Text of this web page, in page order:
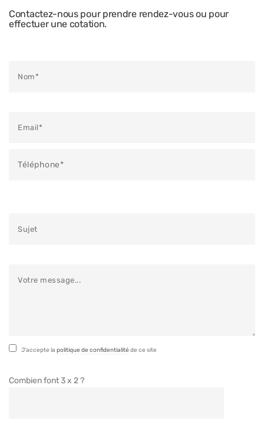
Contactez-nous pour prendre rendez-vous ou pour
effectuer une cotation.
J'accepte lapolitique de confidentialité de ce site
Combien font 3 x 2 ?